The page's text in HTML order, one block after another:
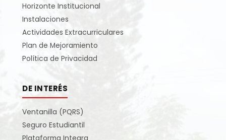
Horizonte Institucional
Instalaciones
Actividades Extracurriculares
Plan de Mejoramiento
Política de Privacidad
DE INTERÉS
Ventanilla (PQRS)
Seguro Estudiantil